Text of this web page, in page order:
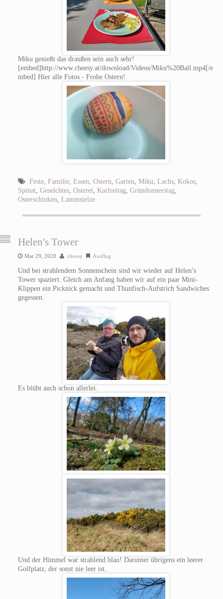
Miku genießt das draußen sein auch sehr!
[embed]http://www.cheesy.at/download/Videos/Miku%20Ball.mp4[/e
mbed] Hier alle Fotos - Frohe Ostern!
Feste, Familie, Essen Ostern Garten Miku Lachs, Kokos,
Spinat, Geselchtes, Osterei Karfreitag Gründonnerstag
Osterschinken Lammstelze
Helen's Tower
Mar 29, 2020 cheesy Ausflug
Und bei strahlendem Sonnenschein sind wir wieder auf Helen’s
Tower spaziert. Gleich am Anfang haben wir auf ein paar Mini-
Klippen ein Picknick gemacht und Thunfisch-Aufstrich Sandwiches
gegessen.
Es blüht auch schon allerlei.
Und der Himmel war strahlend blau! Darunter übrigens ein leerer
Golfplatz, der sonst nie leer ist.